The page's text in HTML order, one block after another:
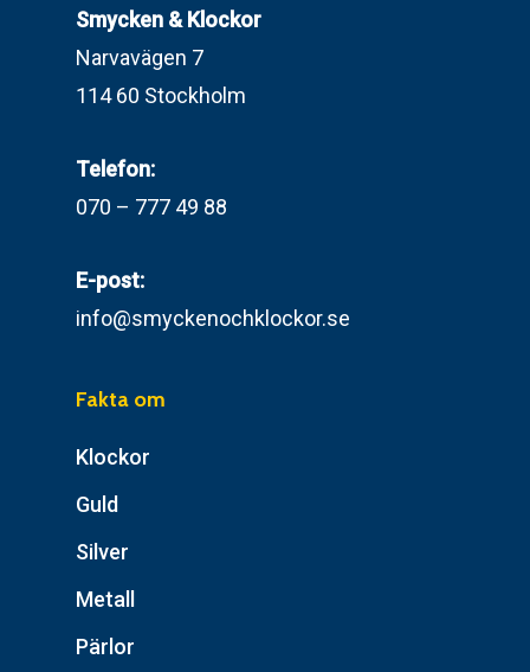
Smycken & Klockor
Narvavägen 7
114 60 Stockholm
Telefon:
070 – 777 49 88
E-post:
info@smyckenochklockor.se
Fakta om
Klockor
Guld
Silver
Metall
Pärlor